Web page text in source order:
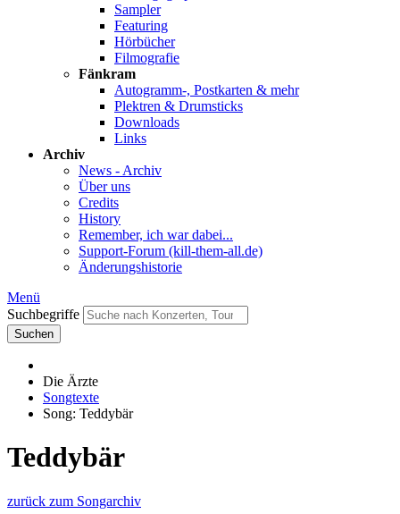
Sampler
Featuring
Hörbücher
Filmografie
Fänkram
Autogramm-, Postkarten & mehr
Plektren & Drumsticks
Downloads
Links
Archiv
News - Archiv
Über uns
Credits
History
Remember, ich war dabei...
Support-Forum (kill-them-all.de)
Änderungshistorie
Menü
Suchbegriffe
Suchen
Die Ärzte
Songtexte
Song: Teddybär
Teddybär
zurück zum Songarchiv